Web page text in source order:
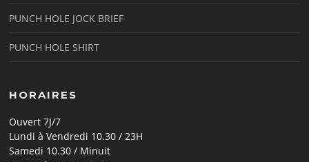
PUNCH HOLE JOCK BRIEF
PUNCH HOLE SHIRT
HORAIRES
Ouvert 7J/7
Lundi à Vendredi 10.30 / 23H
Samedi 10.30 / Minuit